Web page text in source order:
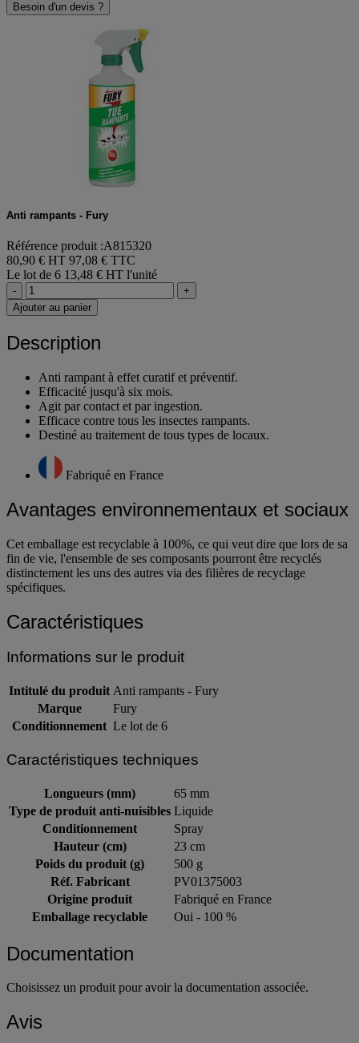
Besoin d'un devis ?
Anti rampants - Fury
Référence produit :A815320
80,90 € HT 97,08 € TTC
Le lot de 6 13,48 € HT l'unité
-
+
Ajouter au panier
Description
Anti rampant à effet curatif et préventif.
Efficacité jusqu'à six mois.
Agit par contact et par ingestion.
Efficace contre tous les insectes rampants.
Destiné au traitement de tous types de locaux.
Fabriqué en France
Avantages environnementaux et sociaux
Cet emballage est recyclable à 100%, ce qui veut dire que lors de sa
fin de vie, l'ensemble de ses composants pourront être recyclés
distinctement les uns des autres via des filières de recyclage
spécifiques.
Caractéristiques
Informations sur le produit
Intitulé du produit Anti rampants - Fury
Marque
Fury
Conditionnement Le lot de 6
Caractéristiques techniques
Longueurs (mm)
65 mm
Type de produit anti-nuisibles Liquide
Conditionnement
Spray
Hauteur (cm)
23 cm
Poids du produit (g)
500 g
Réf. Fabricant
PV01375003
Origine produit
Fabriqué en France
Emballage recyclable
Oui - 100 %
Documentation
Choisissez un produit pour avoir la documentation associée.
Avis